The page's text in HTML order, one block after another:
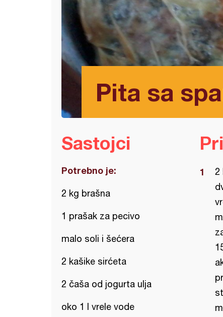
Pita sa
Sastojci
Potrebno je:
2 kg brašna
1 prašak za pecivo
malo soli i šećera
2 kašike sirćeta
2 čaša od jogurta ulja
oko 1 l vrele vode
2